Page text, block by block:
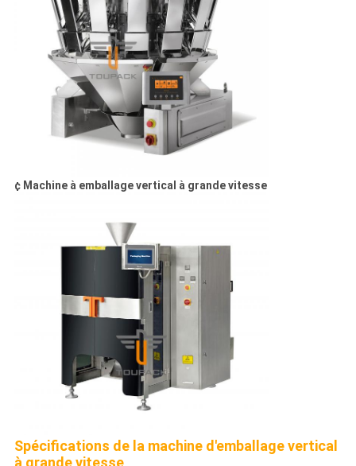
¢ Machine à emballage vertical à grande vitesse
Spécifications de la machine d'emballage vertical
à grande vitesse